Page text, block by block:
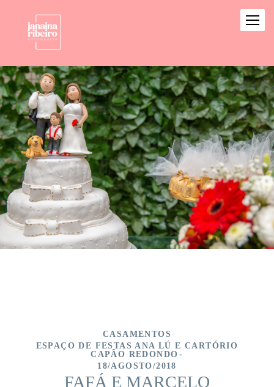
CASAMENTOS
ESPAÇO DE FESTAS ANA LÚ E CARTÓRIO
CAPÃO REDONDO
18/AGOSTO/2018
FAFÁ E MARCELO